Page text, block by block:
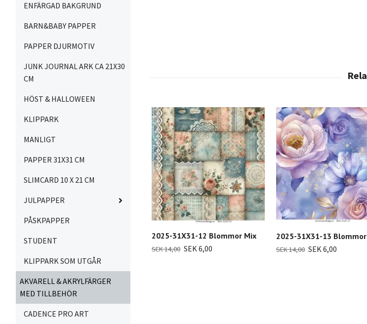
ENFÄRGAD BAKGRUND
BARN&BABY PAPPER
PAPPER DJURMOTIV
JUNK JOURNAL ARK CA 21X30
CM
HÖST & HALLOWEEN
KLIPPARK
MANLIGT
PAPPER 31X31 CM
SLIMCARD 10 X 21 CM
JULPAPPER
PÅSKPAPPER
STUDENT
KLIPPARK SOM UTGÅR
AKVARELL & AKRYLFÄRGER
MED TILLBEHÖR
CADENCE PRO ART
2025-31X31-12 Blommor Mix
SEK 14,00 SEK 6,00
2025-31X31-13 Blommor
SEK 14,00 SEK 6,00